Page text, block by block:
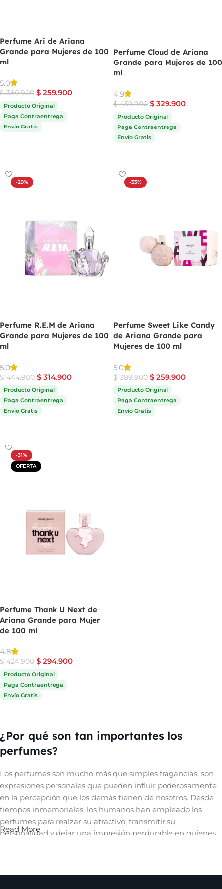
Perfume Ari de Ariana
Grande para Mujeres de 100
ml
5.0
$389.900 $ 259.900
Producto Original
Paga Contraentrega
Envío Gratis
Perfume Cloud de Ariana
Grande para Mujeres de 100
ml
4.9
$459.900 $ 329.900
Producto Original
Paga Contraentrega
Envío Gratis
-29%
Perfume R.E.M de Ariana
Grande para Mujeres de 100
ml
5.0
$444.900 $ 314.900
Producto Original
Paga Contraentrega
Envío Gratis
-33%
Perfume Sweet Like Candy
de Ariana Grande para
Mujeres de 100 ml
5.0
$389.900 $ 259.900
Producto Original
Paga Contraentrega
Envío Gratis
-31%
OFERTA
Perfume Thank U Next de
Ariana Grande para Mujer
de 100 ml
4.8
$424.900 $ 294.900
Producto Original
Paga Contraentrega
Envío Gratis
¿Por qué son tan importantes los
perfumes?
Los perfumes son mucho más que simples fragancias; son
expresiones personales que pueden influir poderosamente
en la percepción que los demás tienen de nosotros. Desde
tiempos inmemoriales, los humanos han empleado los
perfumes para realzar su atractivo, transmitir su
personalidad y dejar una impresión perdurable en quienes
Read More